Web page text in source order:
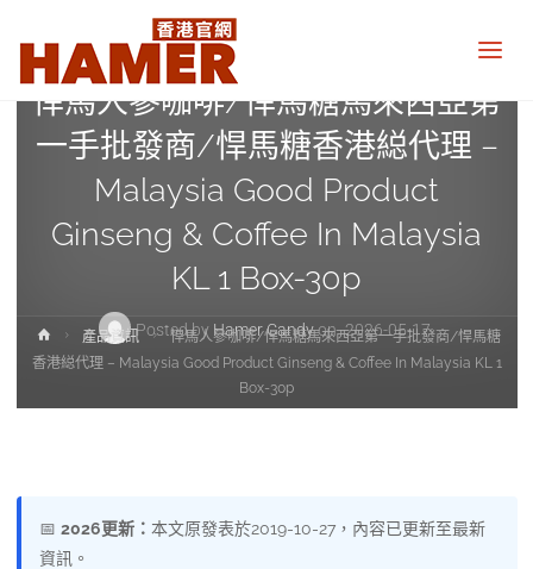
港
官
Hamer
Hong
Kong
website
悍馬人參咖啡/悍馬糖馬來西亞第
一手批發商/悍馬糖香港縂代理 –
Malaysia Good Product
Ginseng & Coffee In Malaysia
KL 1 Box-30p
Posted by Hamer Candyon 2026-05-17
產品資訊
Home產品資訊
悍馬人參咖啡/悍馬糖馬來西亞第一手批發商/悍馬糖
香港縂代理 – Malaysia Good Product Ginseng & Coffee In Malaysia KL 1
Box-30p
📅 2026更新： 本文原發表於2019-10-27，內容已更新至最新
資訊。